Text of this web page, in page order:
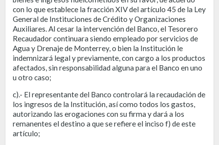
con lo que establece la fracción XIV del artículo 45 de la Ley
General de Instituciones de Crédito y Organizaciones
Auxiliares. Al cesar la intervención del Banco, el Tesorero
Recaudador continuara siendo empleado por servicios de
Agua y Drenaje de Monterrey, o bien la Institución le
indemnizará legal y previamente, con cargo a los productos
afectados, sin responsabilidad alguna para el Banco en uno
u otro caso;
c).- El representante del Banco controlará la recaudación de
los ingresos de la Institución, así como todos los gastos,
autorizando las erogaciones con su firma y dará a los
remanentes el destino a que se refiere el inciso f) de este
artículo;